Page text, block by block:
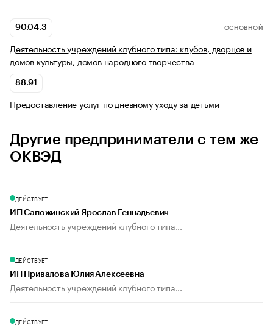
90.04.3 ОСНОВНОЙ
Деятельность учреждений клубного типа: клубов, дворцов и
домов культуры, домов народного творчества
88.91
Предоставление услуг по дневному уходу за детьми
Другие предприниматели с тем же
ОКВЭД
ДЕЙСТВУЕТ
ИП Сапожинский Ярослав Геннадьевич
Деятельность учреждений клубного типа...
ДЕЙСТВУЕТ
ИП Привалова Юлия Алексеевна
Деятельность учреждений клубного типа...
ДЕЙСТВУЕТ